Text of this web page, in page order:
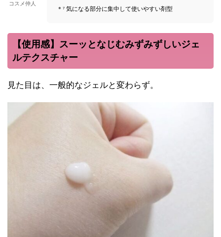
コスメ仲人
＊⁷ 気になる部分に集中して使いやすい剤型
【使用感】スーッとなじむみずみずしいジェ
ルテクスチャー
見た目は、一般的なジェルと変わらず。